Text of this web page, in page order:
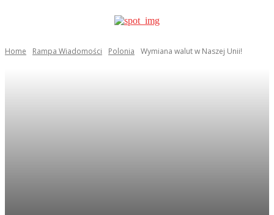
Home Rampa Wiadomości Polonia Wymiana walut w Naszej Unii!